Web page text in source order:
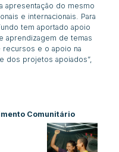
apresentação do mesmo
e internacionais. Para
tem aportado apoio
aprendizagem de temas
recursos e o apoio na
dos projetos apoiados”,
Comunitário